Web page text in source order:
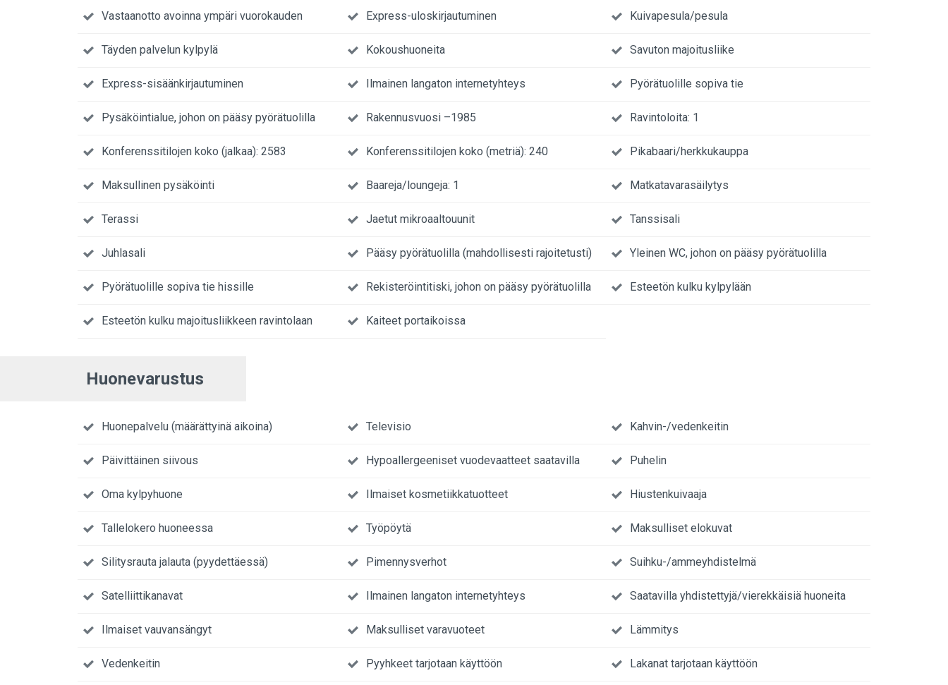
Vastaanotto avoinna ympäri vuorokauden Express-uloskirjautuminen Kuivapesula/pesula
Täyden palvelun kylpylä Kokoushuoneita Savuton majoitusliike
Express-sisäänkirjautuminen Ilmainen langaton internetyhteys Pyörätuolille sopiva tie
Pysäköintialue, johon on pääsy pyörätuolilla Rakennusvuosi –1985 Ravintoloita: 1
Konferenssitilojen koko (jalkaa): 2583 Konferenssitilojen koko (metriä): 240 Pikabaari/herkkukauppa
Maksullinen pysäköinti Baareja/loungeja: 1 Matkatavarasäilytys
Terassi Jaetut mikroaaltouunit Tanssisali
Juhlasali Pääsy pyörätuolilla (mahdollisesti rajoitetusti) Yleinen WC, johon on pääsy pyörätuolilla
Pyörätuolille sopiva tie hissille Rekisteröintitiski, johon on pääsy pyörätuolilla Esteetön kulku kylpylään
Esteetön kulku majoitusliikkeen ravintolaan Kaiteet portaikoissa
Huonevarustus
Huonepalvelu (määrättyinä aikoina) Televisio Kahvin-/vedenkeitin
Päivittäinen siivous Hypoallergeeniset vuodevaatteet saatavilla Puhelin
Oma kylpyhuone Ilmaiset kosmetiikkatuotteet Hiustenkuivaaja
Tallelokero huoneessa Työpöytä Maksulliset elokuvat
Silitysrauta jalauta (pyydettäessä) Pimennysverhot Suihku-/ammeyhdistelmä
Satelliittikanavat Ilmainen langaton internetyhteys Saatavilla yhdistettyjä/vierekkäisiä huoneita
Ilmaiset vauvansängyt Maksulliset varavuoteet Lämmitys
Vedenkeitin Pyyhkeet tarjotaan käyttöön Lakanat tarjotaan käyttöön